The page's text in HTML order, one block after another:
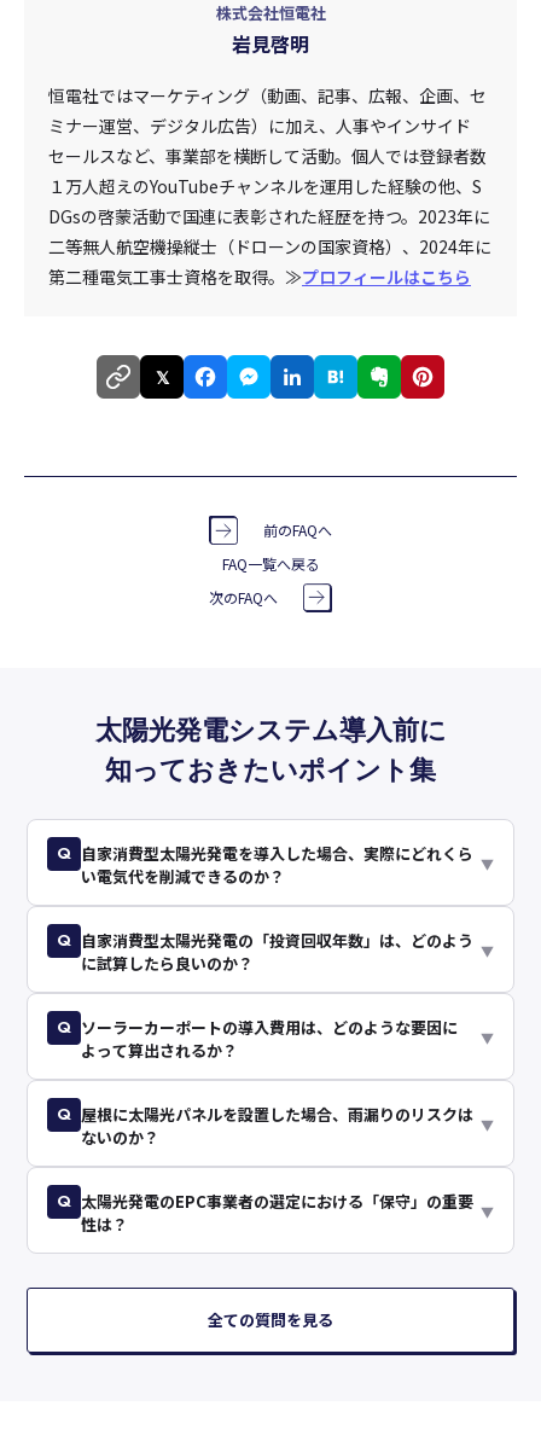
株式会社恒電社
岩見啓明
恒電社ではマーケティング（動画、記事、広報、企画、セ
ミナー運営、デジタル広告）に加え、人事やインサイド
セールスなど、事業部を横断して活動。個人では登録者数
１万人超えのYouTubeチャンネルを運用した経験の他、S
DGsの啓蒙活動で国連に表彰された経歴を持つ。2023年に
二等無人航空機操縦士（ドローンの国家資格）、2024年に
第二種電気工事士資格を取得。≫プロフィールはこちら
𝕏
前のFAQへ
FAQ一覧へ戻る
次のFAQへ
太陽光発電システム導入前に
知っておきたいポイント集
Q 自家消費型太陽光発電を導入した場合、実際にどれくら
い電気代を削減できるのか？
▼
Q 自家消費型太陽光発電の「投資回収年数」は、どのよう
に試算したら良いのか？
▼
Q ソーラーカーポートの導入費用は、どのような要因に
よって算出されるか？
▼
Q 屋根に太陽光パネルを設置した場合、雨漏りのリスクは
ないのか？
▼
Q 太陽光発電のEPC事業者の選定における「保守」の重要
性は？
▼
全ての質問を見る